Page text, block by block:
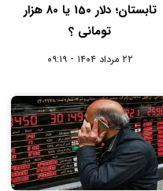
تابستان؛ دلار 150 یا 80 هزار
تومانی ؟
۲۲ مرداد ۱۴۰۴ - ۰۹:۱۹